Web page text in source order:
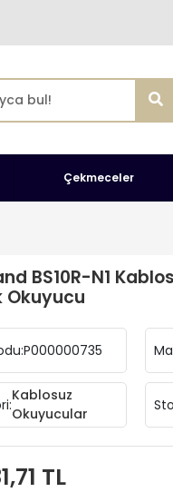
Çekmeceler
BS10R-N1
Okuyucu
P000000735
Kablosuz
Okuyucular
TL